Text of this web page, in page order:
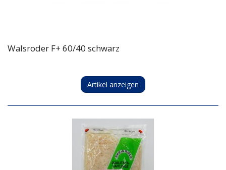
Walsroder F+ 60/40 schwarz
Artikel anzeigen